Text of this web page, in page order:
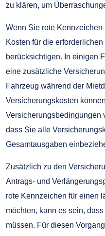
zu klären, um
Wenn Sie rote
Kosten für die
berücksichtigen. In einigen
eine zusätzliche
Fahrzeug während der
Versicherungskosten
Versicherungsbedingungen
dass Sie alle
Gesamtausgaben
Zusätzlich zu den
Antrags- und
rote Kennzeichen für einen
möchten, kann es sein,
müssen. Für diesen